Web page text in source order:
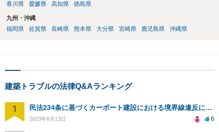
香川県
愛媛県 高知県 徳島県
九州・沖縄
福岡県
佐賀県 長崎県 熊本県 大分県 宮崎県 鹿児島県 沖縄県
建築トラブルの法律Q&Aランキング
1 民法234条に基づくカーポート建設における境界線違反による損害賠償請求の可能性について
2023年8月13日 6